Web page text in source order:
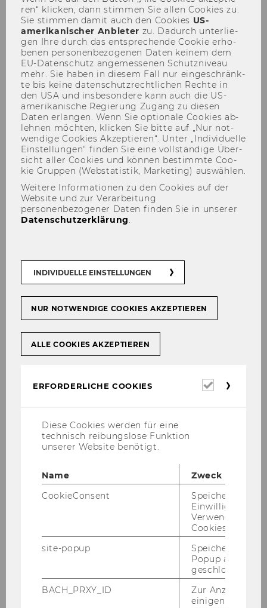
Tax Policy Fire side Chats
18.01.2013
Der Inhalt dieser Seite ist aktuell nur auf
Englisch verfügbar.
Galerie
ren“ kli­cken, dann stim­men Sie allen Coo­kies zu.
Sie stim­men damit auch den Coo­kies US-​
amerikanischer An­bie­ter zu. Da­durch un­ter­lie­
gen Ihre durch das ent­spre­chen­de Coo­kie er­ho­
be­nen per­so­nen­be­zo­ge­nen Daten kei­nem dem
EU-​Datenschutz an­ge­mes­se­nen Schutz­ni­veau
mehr. Sie haben in die­sem Fall nur ein­ge­schränk­
te bis keine da­ten­schutz­recht­li­chen Rech­te in
den USA und ins­be­son­de­re kann auch die US-​
amerikanische Re­gie­rung Zu­gang zu die­sen
Daten er­lan­gen. Wenn Sie op­tio­na­le Coo­kies ab­
leh­nen möch­ten, kli­cken Sie bitte auf „Nur not­
wen­di­ge Coo­kies Ak­zep­tie­ren“. Unter „In­di­vi­du­el­le
Ein­stel­lun­gen“ fin­den Sie eine voll­stän­di­ge Über­
sicht aller Coo­kies und kön­nen be­stimm­te Coo­
kie Grup­pen (Web­sta­tis­tik, Mar­ke­ting) aus­wäh­len.
Weitere Informationen zu den Cookies auf der
Website und zur Verarbeitung
personenbezogener Daten finden Sie in unserer
Datenschutzerklärung.
INDIVIDUELLE EINSTELLUNGEN
NUR NOTWENDIGE COOKIES AKZEPTIEREN
ALLE COOKIES AKZEPTIEREN
ERFORDERLICHE COOKIES
Diese Cookies werden für eine
technisch reibungslose Funktion
unserer Website benötigt.
Name
Zweck
CookieConsent
Speichert Ihre
Einwilligung zur
Verwendung von
Cookies.
site-popup
Speichert ob ein
Popup
geschlossen
BACH_PRXY_ID
Zur Anzeige von
einigen WU-